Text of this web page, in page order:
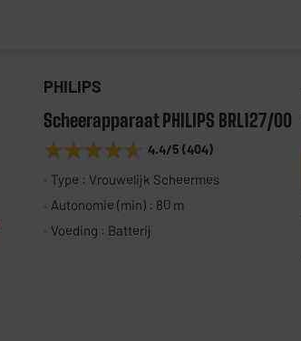
PHILIPS
Scheerapparaat PHILIPS BRL127/00
★★★★★
★★★★★ 4.4/5 (404)
Type : Vrouwelijk Scheermes
Autonomie (min) : 80 m
Voeding : Batterij